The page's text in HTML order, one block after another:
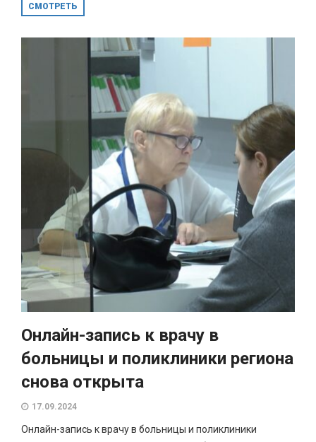
СМОТРЕТЬ
Онлайн-запись к врачу в
больницы и поликлиники региона
снова открыта
17.09.2024
Онлайн-запись к врачу в больницы и поликлиники